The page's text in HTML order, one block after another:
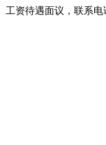
工资待遇面议，联系电
 校园新闻